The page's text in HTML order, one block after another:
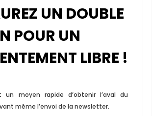
UN DOUBLE
POUR UN
LIBRE !
moyen rapide d’obtenir l’aval du
même l’envoi de la newsletter.